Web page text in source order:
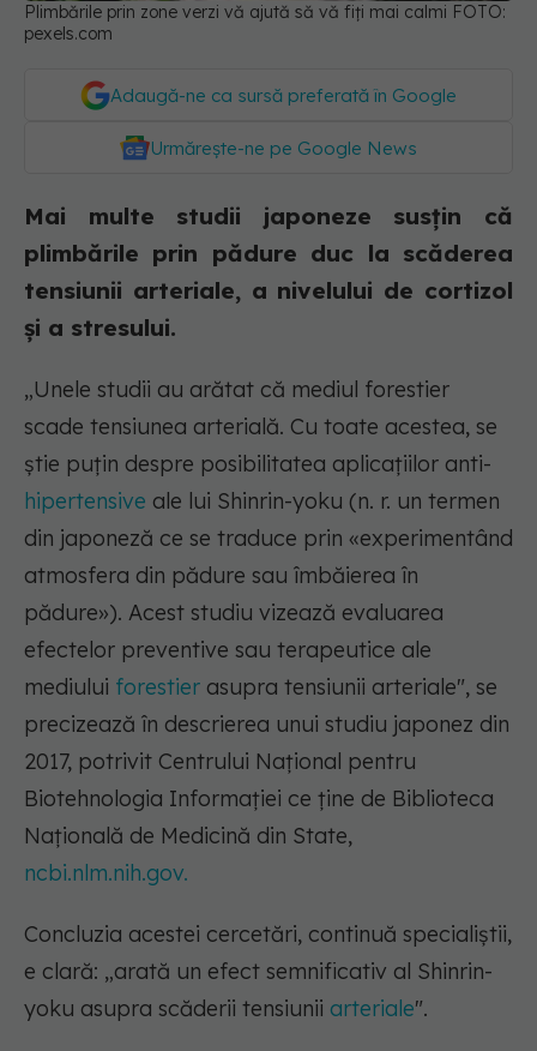
Plimbările prin zone verzi vă ajută să vă fiți mai calmi FOTO:
pexels.com
Adaugă-ne ca sursă preferată în Google
Urmărește-ne pe Google News
Mai multe studii japoneze susțin că
plimbările prin pădure duc la scăderea
tensiunii arteriale, a nivelului de cortizol
și a stresului.
„Unele studii au arătat că mediul forestier
scade tensiunea arterială. Cu toate acestea, se
știe puțin despre posibilitatea aplicațiilor anti-
hipertensive ale lui Shinrin-yoku (n. r. un termen
din japoneză ce se traduce prin «experimentând
atmosfera din pădure sau îmbăierea în
pădure»). Acest studiu vizează evaluarea
efectelor preventive sau terapeutice ale
mediului forestier asupra tensiunii arteriale", se
precizează în descrierea unui studiu japonez din
2017, potrivit Centrului Național pentru
Biotehnologia Informației ce ține de Biblioteca
Națională de Medicină din State,
ncbi.nlm.nih.gov.
Concluzia acestei cercetări, continuă specialiștii,
e clară: „arată un efect semnificativ al Shinrin-
yoku asupra scăderii tensiunii arteriale".